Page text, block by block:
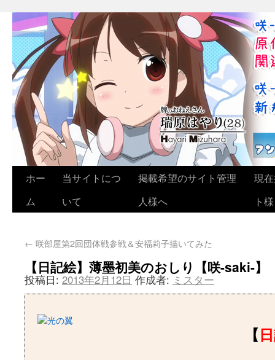
ホー
ム
当サイトにつ
いて
掲載希望のサイト管理
人様へ
現
ト様
← 咲部屋第2回団体戦参戦＆安福莉子描いてみた
【日記絵】薄墨初美のおしり【咲-saki-】
投稿日: 2013年2月12日 作成者: ミスター
【